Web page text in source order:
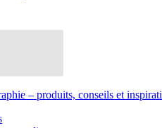
– produits, conseils et